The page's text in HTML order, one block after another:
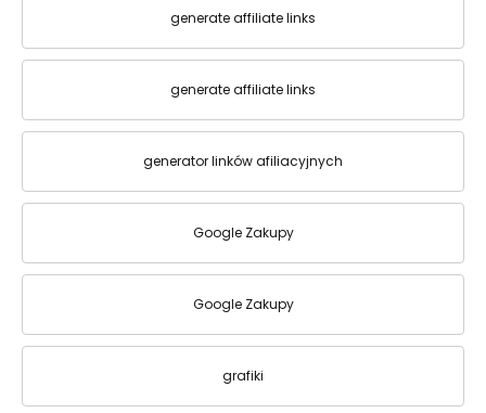
generate affiliate links
generate affiliate links
generator linków afiliacyjnych
Google Zakupy
Google Zakupy
grafiki